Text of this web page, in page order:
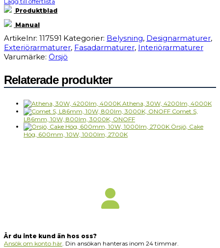
E27
mängd
Produktblad
Manual
Artikelnr: 117591 Kategorier: Belysning, Designarmaturer,
Exteriörarmaturer, Fasadarmaturer, Interiörarmaturer
Varumärke: Örsjö
Relaterade produkter
Athena, 30W, 4200lm, 4000K
Comet S,
L86mm, 10W, 800lm, 3000K, ONOFF
Örsjö, Cake
Hög, 600mm, 10W, 1000lm, 2700K
Är du inte kund än hos oss?
Ansök om konto här. Din ansökan hanteras inom 24 timmar.